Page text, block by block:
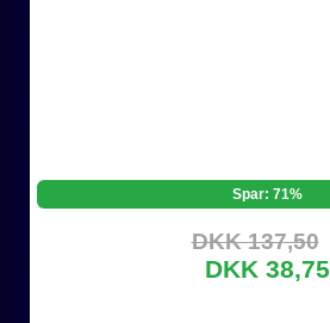
Spar: 71%
DKK 137,50
DKK 38,75